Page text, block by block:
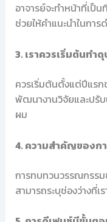
อาจารย์จะทำหน้าที่เป็
ช่วยให้คำแนะนำในกา
3. เราควรเริ่มต้นทำ
ควรเริ่มต้นตั้งแต่ปีแรก
พัฒนางานวิจัยและปรับ
ผม
4. ความสำคัญของก
การทบทวนวรรณกรรม
สามารถระบุช่องว่างที่